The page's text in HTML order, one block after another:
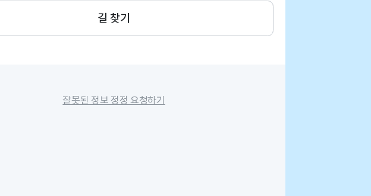
길 찾기
잘못된 정보 정정 요청하기